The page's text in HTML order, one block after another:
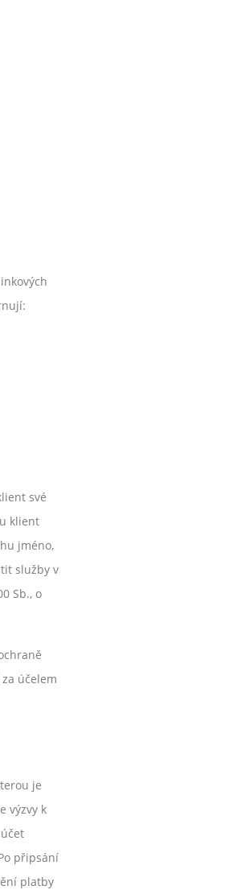
své
klient
jméno,
služby v
Sb., o
účelem
je
výzvy k
připsání
platby